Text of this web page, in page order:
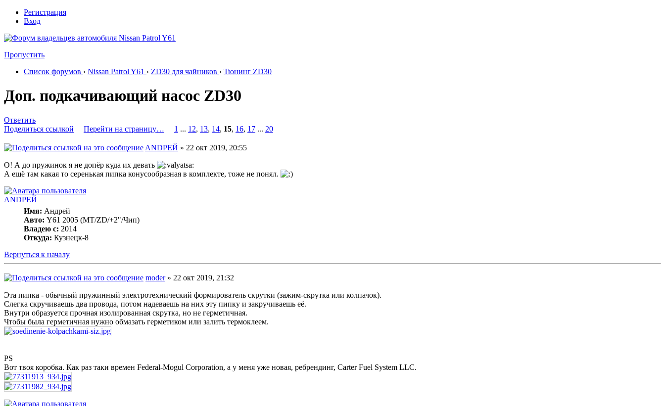
Регистрация
Вход
Пропустить
Список форумов ‹ Nissan Patrol Y61 ‹ ZD30 для чайников ‹ Тюнинг ZD30
Доп. подкачивающий насос ZD30
Ответить
Поделиться ссылкой
Перейти на страницу… 1 ... 12, 13, 14, 15, 16, 17 ... 20
ANDРЕЙ » 22 окт 2019, 20:55
О! А до пружинок я не допёр куда их девать
А ещё там какая то серенькая пипка конусообразная в комплекте, тоже не понял.
ANDРЕЙ
Имя: Андрей
Авто: Y61 2005 (МT/ZD/+2"/Чип)
Владею с: 2014
Откуда: Кузнецк-8
Вернуться к началу
moder» 22 окт 2019, 21:32
Эта пипка - обычный пружинный электротехнический формирователь скрутки (зажим-скрутка или колпачок).
Слегка скручиваешь два провода, потом надеваешь на них эту пипку и закручиваешь её.
Внутри образуется прочная изолированная скрутка, но не герметичная.
Чтобы была герметичная нужно обмазать герметиком или залить термоклеем.
PS
Вот твоя коробка. Как раз таки времен Federal-Mogul Corporation, а у меня уже новая, ребрендинг, Carter Fuel System LLC.